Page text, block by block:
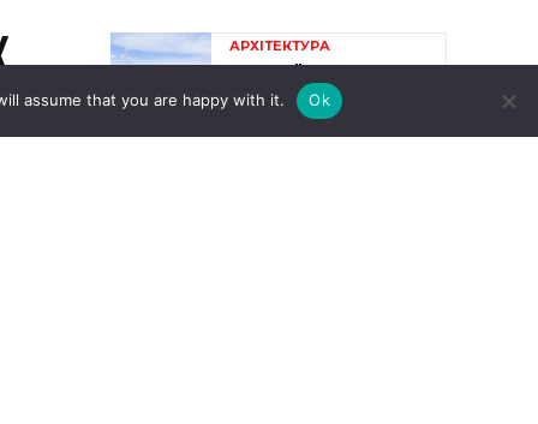
assume that you are happy with it. Ok